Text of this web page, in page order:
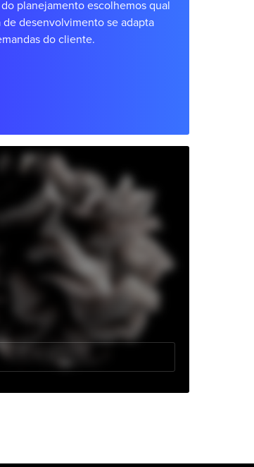
planejamento escolhemos qual
desenvolvimento se adapta
do cliente.